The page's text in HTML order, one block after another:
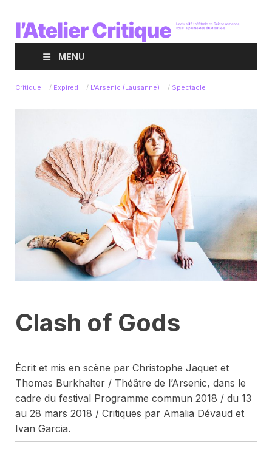
MENU
Critique / Expired / L'Arsenic (Lausanne) / Spectacle
Clash of Gods
Écrit et mis en scène par Christophe Jaquet et
Thomas Burkhalter / Théâtre de l’Arsenic, dans le
cadre du festival Programme commun 2018 / du 13
au 28 mars 2018 / Critiques par Amalia Dévaud et
Ivan Garcia.